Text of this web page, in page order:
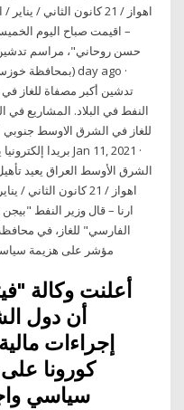
– اقيمت صباح اليوم
حسن روحاني"، مراسم تدشين
تدشين أكبر مصفاة للغاز
النفط في البلاد. المشاريع
للغاز في الشرق الاوسط جنوبي
ارنا – قال وزير النفط
الفارسي" للغاز، في
مؤشر على هزيمة
أعلنت وكالة
أن دول
إجراءات
كورونا على
سياسي